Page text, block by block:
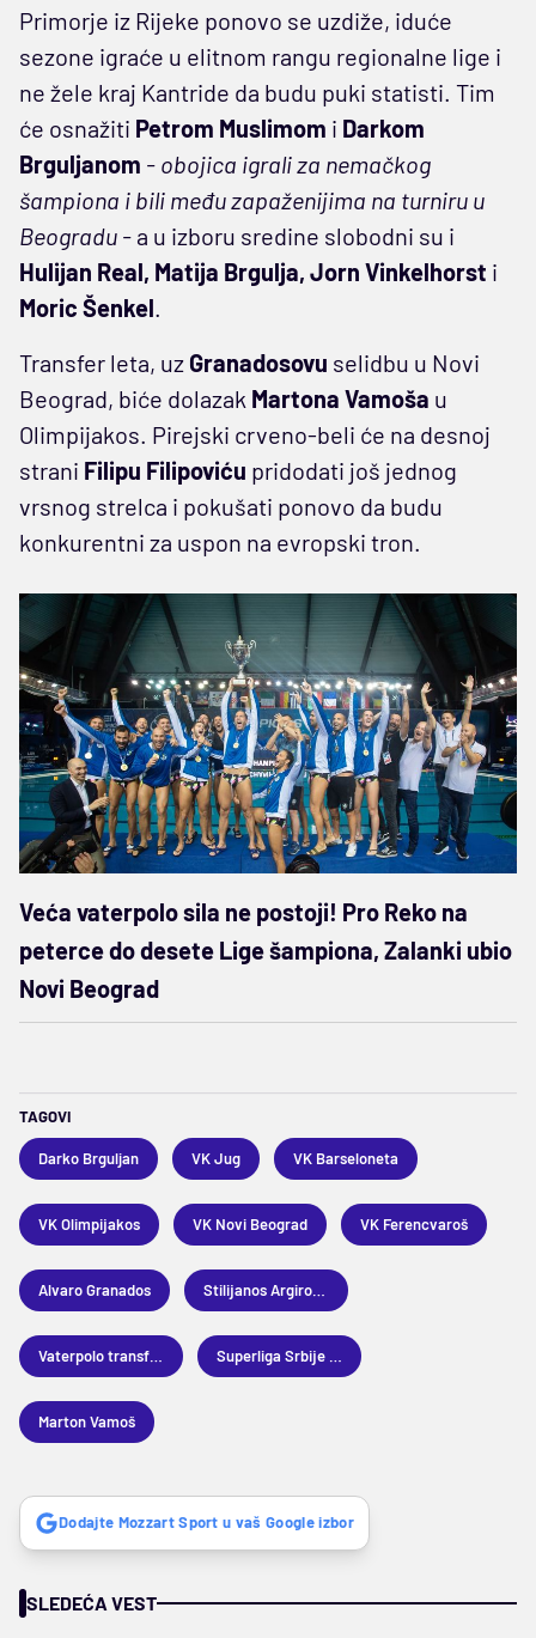
Primorje iz Rijeke ponovo se uzdiže, iduće
sezone igraće u elitnom rangu regionalne lige i
ne žele kraj Kantride da budu puki statisti. Tim
će osnažiti Petrom Muslimom i Darkom
Brguljanom - obojica igrali za nemačkog
šampiona i bili među zapaženijima na turniru u
Beogradu - a u izboru sredine slobodni su i
Hulijan Real, Matija Brgulja, Jorn Vinkelhorst i
Moric Šenkel.
Transfer leta, uz Granadosovu selidbu u Novi
Beograd, biće dolazak Martona Vamoša u
Olimpijakos. Pirejski crveno-beli će na desnoj
strani Filipu Filipoviću pridodati još jednog
vrsnog strelca i pokušati ponovo da budu
konkurentni za uspon na evropski tron.
Veća vaterpolo sila ne postoji! Pro Reko na
peterce do desete Lige šampiona, Zalanki ubio
Novi Beograd
TAGOVI
Darko Brguljan VK Jug VK Barseloneta
VK Olimpijakos VK Novi Beograd VK Ferencvaroš
Alvaro Granados
Marton Vamoš
Dodajte Mozzart Sport u vaš Google izbor
SLEDEĆA VEST